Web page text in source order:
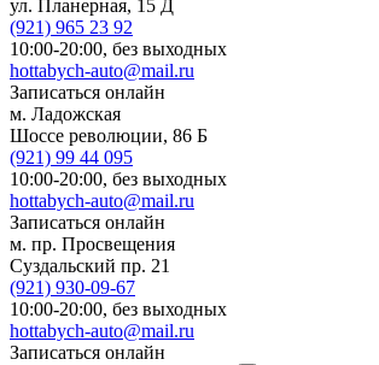
ул. Планерная, 15 Д
(921) 965 23 92
10:00-20:00, без выходных
hottabych-auto@mail.ru
Записаться онлайн
м. Ладожская
Шоссе революции, 86 Б
(921) 99 44 095
10:00-20:00, без выходных
hottabych-auto@mail.ru
Записаться онлайн
м. пр. Просвещения
Суздальский пр. 21
(921) 930-09-67
10:00-20:00, без выходных
hottabych-auto@mail.ru
Записаться онлайн